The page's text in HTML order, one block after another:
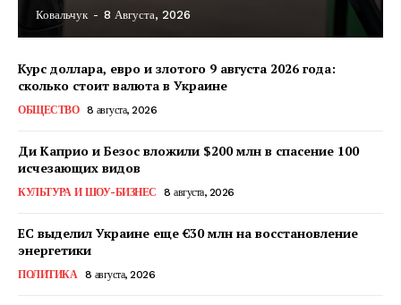
КавПолит
Ковальчук - 8 Августа, 2026
Курс доллара, евро и злотого 9 августа 2026 года:
сколько стоит валюта в Украине
ОБЩЕСТВО 8 августа, 2026
Ди Каприо и Безос вложили $200 млн в спасение 100
исчезающих видов
КУЛЬТУРА И ШОУ-БИЗНЕС 8 августа, 2026
ЕС выделил Украине еще €30 млн на восстановление
энергетики
ПОЛИТИКА 8 августа, 2026